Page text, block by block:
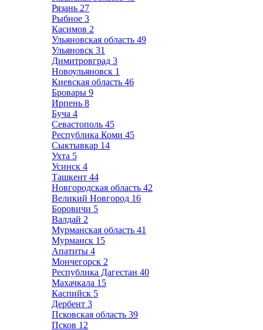
Рязань 27
Рыбное 3
Касимов 2
Ульяновская область 49
Ульяновск 31
Димитровград 3
Новоульяновск 1
Киевская область 46
Бровары 9
Ирпень 8
Буча 4
Севастополь 45
Республика Коми 45
Сыктывкар 14
Ухта 5
Усинск 4
Ташкент 44
Новгородская область 42
Великий Новгород 16
Боровичи 5
Валдай 2
Мурманская область 41
Мурманск 15
Апатиты 4
Мончегорск 2
Республика Дагестан 40
Махачкала 15
Каспийск 5
Дербент 3
Псковская область 39
Псков 12